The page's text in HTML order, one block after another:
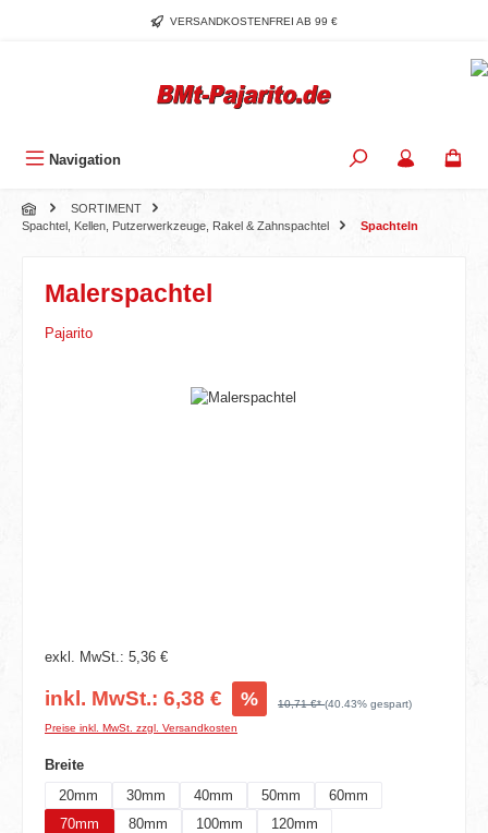
Zum Hauptinhalt springenVERSANDKOSTENFREI AB 99 €
Navigation
SORTIMENT
Spachtel, Kellen, Putzerwerkzeuge, Rakel & Zahnspachtel
Spachteln
Malerspachtel
Pajarito
Bildergalerie überspringen
exkl. MwSt.: 5,36 €
inkl. MwSt.: 6,38 € % 10,71 €*(40.43% gespart)
Preise inkl. MwSt. zzgl. Versandkosten
Breiteauswählen
20mm
30mm 40mm 50mm
60mm
70mm
80mm 100mm 120mm